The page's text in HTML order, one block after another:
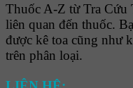
Thuốc A-Z từ Tra Cứu
liên quan đến thuốc.
được kê toa cũng như
trên phân loại.